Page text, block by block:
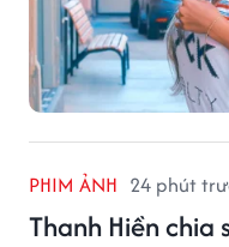
PHIM ẢNH 24 phút
Thanh Hiền chia